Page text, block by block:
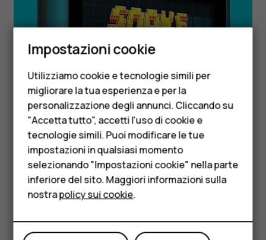
Smartphone
Cellulari
Telefoni per anziani
Accessori
HMD Terra M
Per le imprese
Tablet
Negozio
Impostazioni cookie
Utilizziamo cookie e tecnologie simili per
migliorare la tua esperienza e per la
personalizzazione degli annunci. Cliccando su
"Accetta tutto", accetti l'uso di cookie e
tecnologie simili. Puoi modificare le tue
impostazioni in qualsiasi momento
selezionando "Impostazioni cookie" nella parte
inferiore del sito. Maggiori informazioni sulla
nostrapolicy sui cookie.